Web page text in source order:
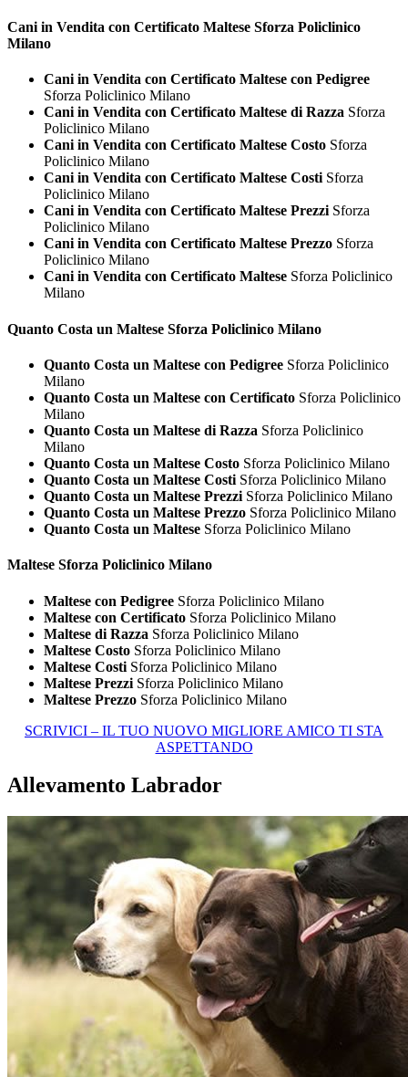
Cani in Vendita con Certificato Maltese Sforza Policlinico
Milano
Cani in Vendita con Certificato Maltese con Pedigree
Sforza Policlinico Milano
Cani in Vendita con Certificato Maltese di Razza Sforza
Policlinico Milano
Cani in Vendita con Certificato Maltese Costo Sforza
Policlinico Milano
Cani in Vendita con Certificato Maltese CostiSforza
Policlinico Milano
Cani in Vendita con Certificato Maltese PrezziSforza
Policlinico Milano
Cani in Vendita con Certificato Maltese Prezzo Sforza
Policlinico Milano
Cani in Vendita con Certificato Maltese Sforza Policlinico
Milano
Quanto Costa un Maltese Sforza Policlinico Milano
Quanto Costa un Maltese con Pedigree Sforza Policlinico
Milano
Quanto Costa un Maltese con Certificato Sforza Policlinico
Milano
Quanto Costa un Maltese di Razza Sforza Policlinico
Milano
Quanto Costa un Maltese Costo Sforza Policlinico Milano
Quanto Costa un Maltese Costi Sforza Policlinico Milano
Quanto Costa un Maltese Prezzi Sforza Policlinico Milano
Quanto Costa un Maltese Prezzo Sforza Policlinico Milano
Quanto Costa un Maltese Sforza Policlinico Milano
Maltese Sforza Policlinico Milano
Maltese con Pedigree Sforza Policlinico Milano
Maltese con Certificato Sforza Policlinico Milano
Maltese di Razza Sforza Policlinico Milano
Maltese Costo Sforza Policlinico Milano
Maltese Costi Sforza Policlinico Milano
Maltese Prezzi Sforza Policlinico Milano
Maltese Prezzo Sforza Policlinico Milano
SCRIVICI – IL TUO NUOVO MIGLIORE AMICO TI STA
ASPETTANDO
Allevamento Labrador